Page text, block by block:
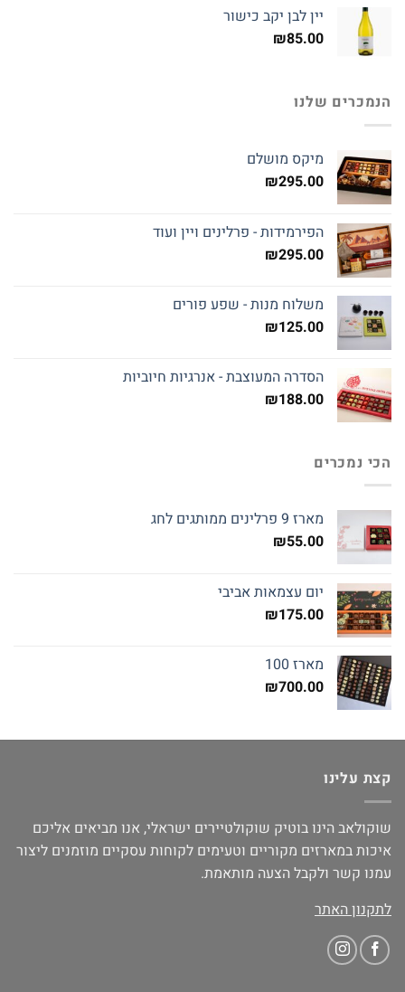
יין לבן יקב כישור
₪85.00
הנמכרים שלנו
מיקס מושלם
₪295.00
הפירמידות - פרלינים ויין ועוד
₪295.00
משלוח מנות - שפע פורים
₪125.00
הסדרה המעוצבת - אנרגיות חיוביות
₪188.00
הכי נמכרים
מארז 9 פרלינים ממותגים לחג
₪55.00
יום עצמאות אביבי
₪175.00
מארז 100
₪700.00
קצת עלינו
שוקולאב הינו בוטיק שוקולטיירים ישראלי, אנו מביאים אליכם
איכות במארזים מקוריים וטעימים לקוחות עסקיים מוזמנים ליצור
עמנו קשר ולקבל הצעה מותאמת.
לתקנון האתר